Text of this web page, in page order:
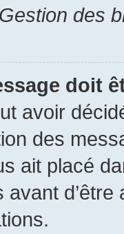
des
doit
avoir
des
ait placé